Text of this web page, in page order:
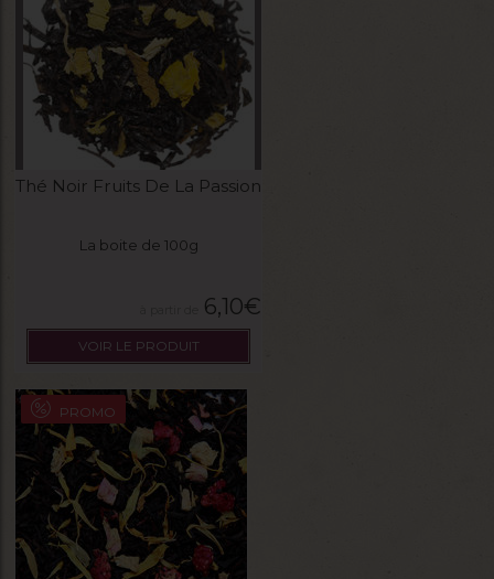
Thé Noir Fruits De La Passion
La boite de 100g
6,10€
VOIR LE PRODUIT
PROMO